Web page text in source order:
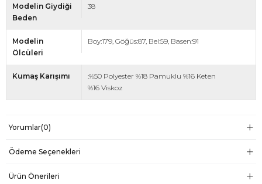
Modelin Giydiği
Beden
38
Modelin
Ölcüleri
Boy:179, Göğüs:87, Bel:59, Basen:91
Kumaş Karışımı
:%50 Polyester %18 Pamuklu %16 Keten
%16 Viskoz
Yorumlar(0)
Ödeme Seçenekleri
Ürün Önerileri